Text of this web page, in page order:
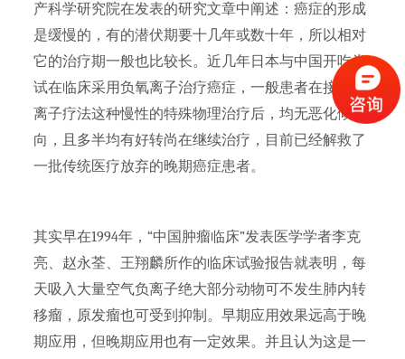
产科学研究院在发表的研究文章中阐述：癌症的形成
是缓慢的，有的潜伏期要十几年或数十年，所以相对
它的治疗期一般也比较长。近几年日本与中国开吃尝
试在临床采用负氧离子治疗癌症，一般患者在接受负
离子疗法这种慢性的特殊物理治疗后，均无恶化倾
向，且多半均有好转尚在继续治疗，目前已经解救了
一批传统医疗放弃的晚期癌症患者。
其实早在1994年，“中国肿瘤临床”发表医学学者李克
亮、赵永荃、王翔麟所作的临床试验报告就表明，每
天吸入大量空气负离子绝大部分动物可不发生肺内转
移瘤，原发瘤也可受到抑制。早期应用效果远高于晚
期应用，但晚期应用也有一定效果。并且认为这是一